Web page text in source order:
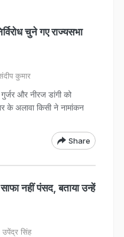
चुने गए राज्यसभा
कुमार
और नीरज डांगी को
के अलावा किसी ने नामांकन
Share
नहीं पंसद, बताया उन्हें
सिंह